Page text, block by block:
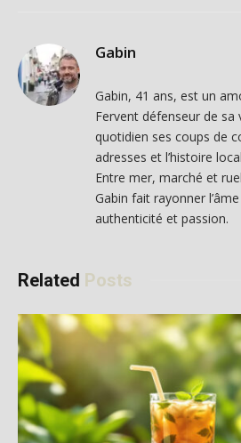
Gabin
Gabin, 41 ans, est un
Fervent défenseur de sa
quotidien ses coups de
adresses et l’histoire
Entre mer, marché et
Gabin fait rayonner
authenticité et passion.
Related Posts